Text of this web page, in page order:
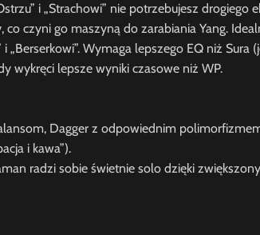
i „Strachowi” nie potrzebujesz drogiego
czyni go maszyną do zarabiania Yang.
„Berserkowi”. Wymaga lepszego EQ niż
wykręci lepsze wyniki czasowe niż WP.
Dagger z odpowiednim
i kawa”).
radzi sobie świetnie solo dzięki